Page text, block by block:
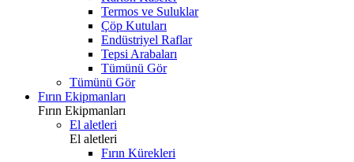
Termos ve Suluklar
Çöp Kutuları
Endüstriyel Raflar
Tepsi Arabaları
Tümünü Gör
Tümünü Gör
Fırın Ekipmanları
Fırın Ekipmanları
El aletleri
El aletleri
Fırın Kürekleri